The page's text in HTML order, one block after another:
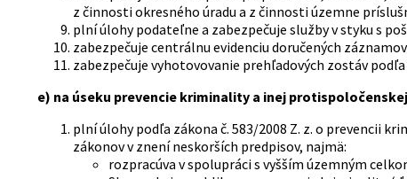
z činnosti okresného úradu a z činnosti územne
plní úlohy podateľne a zabezpečuje služby v styku s
zabezpečuje centrálnu evidenciu doručených
zabezpečuje vyhotovovanie prehľadových zostáv
e) na úseku prevencie kriminality a inej
plní úlohy podľa zákona č. 583/2008 Z. z. o prevencii
zákonov v znení neskorších predpisov, najmä:
rozpracúva v spolupráci s vyšším územným